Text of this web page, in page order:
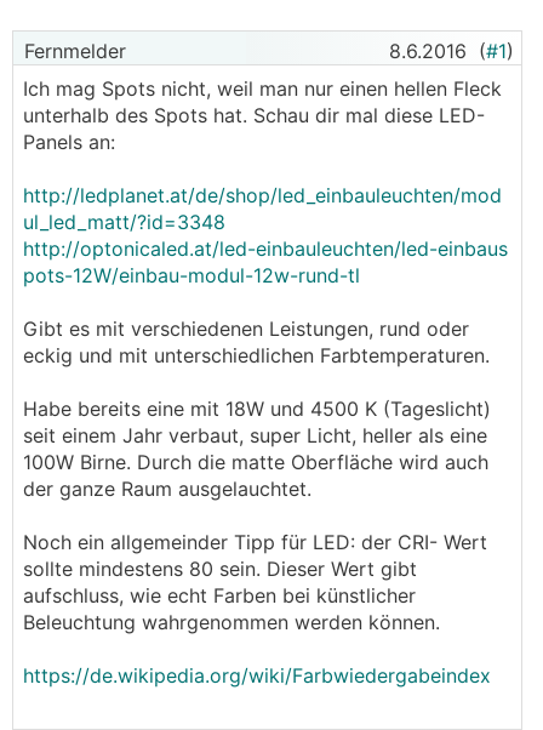
Fernmelder 8.6.2016 (#1)
Ich mag Spots nicht, weil man nur einen hellen Fleck
unterhalb des Spots hat. Schau dir mal diese LED-
Panels an:
http://ledplanet.at/de/shop/led_einbauleuchten/mod
ul_led_matt/?id=3348
http://optonicaled.at/led-einbauleuchten/led-einbaus
pots-12W/einbau-modul-12w-rund-tl
Gibt es mit verschiedenen Leistungen, rund oder
eckig und mit unterschiedlichen Farbtemperaturen.
Habe bereits eine mit 18W und 4500 K (Tageslicht)
seit einem Jahr verbaut, super Licht, heller als eine
100W Birne. Durch die matte Oberfläche wird auch
der ganze Raum ausgelauchtet.
Noch ein allgemeinder Tipp für LED: der CRI- Wert
sollte mindestens 80 sein. Dieser Wert gibt
aufschluss, wie echt Farben bei künstlicher
Beleuchtung wahrgenommen werden können.
https://de.wikipedia.org/wiki/Farbwiedergabeindex